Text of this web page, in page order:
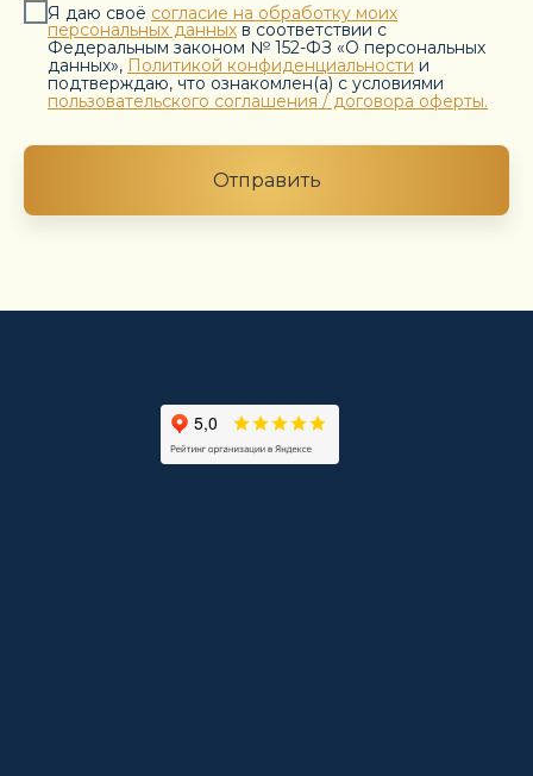
Я даю своё согласие на обработку моих
персональных данных в соответствии с
Федеральным законом № 152-ФЗ «О персональных
данных», Политикой конфиденциальности и
подтверждаю, что ознакомлен(а) с условиями
пользовательского соглашения / договора оферты.
Отправить